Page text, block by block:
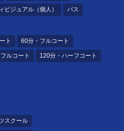
ビジュアル（個人） パス
ト 60分・フルコート
ルコート 120分・ハーフコート
スクール